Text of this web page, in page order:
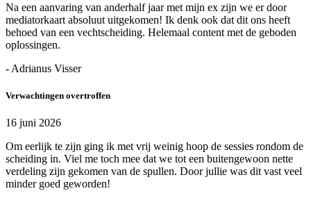
Na een aanvaring van anderhalf jaar met mijn ex zijn we er door
mediatorkaart absoluut uitgekomen! Ik denk ook dat dit ons heeft
behoed van een vechtscheiding. Helemaal content met de geboden
oplossingen.
- Adrianus Visser
Verwachtingen overtroffen
16 juni 2026
Om eerlijk te zijn ging ik met vrij weinig hoop de sessies rondom de
scheiding in. Viel me toch mee dat we tot een buitengewoon nette
verdeling zijn gekomen van de spullen. Door jullie was dit vast veel
minder goed geworden!